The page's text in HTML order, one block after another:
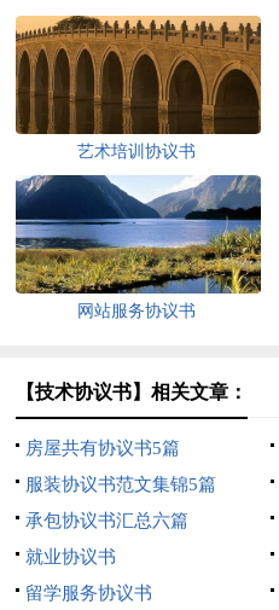
艺术培训协议书
网站服务协议书
【技术协议书】相关文章：
房屋共有协议书5篇
服装协议书范文集锦5篇
承包协议书汇总六篇
就业协议书
留学服务协议书